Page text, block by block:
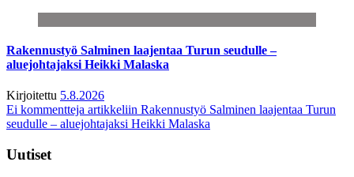
Rakennustyö Salminen laajentaa Turun seudulle –
aluejohtajaksi Heikki Malaska
Kirjoitettu 5.8.2026
Ei kommentteja artikkeliin Rakennustyö Salminen laajentaa Turun
seudulle – aluejohtajaksi Heikki Malaska
Uutiset